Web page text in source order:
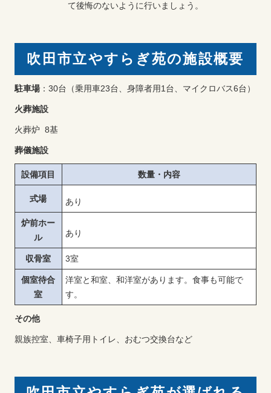
て後悔のないように行いましょう。
吹田市立やすらぎ苑の施設概要
駐車場：30台（乗用車23台、身障者用1台、マイクロバス6台）
火葬施設
火葬炉 8基
葬儀施設
設備項目 数量・内容
式場 あり
炉前ホー
ル
あり
収骨室 3室
個室待合
室
洋室と和室、和洋室があります。食事も可能で
す。
その他
親族控室、車椅子用トイレ、おむつ交換台など